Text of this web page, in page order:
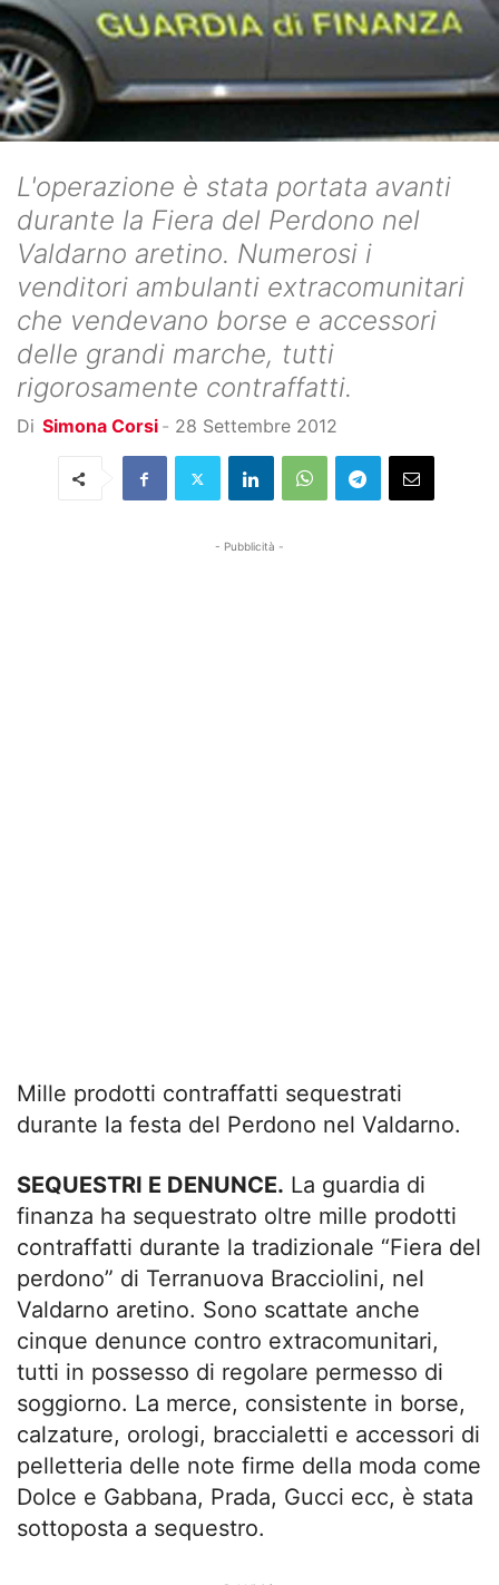
L'operazione è stata portata avanti
durante la Fiera del Perdono nel
Valdarno aretino. Numerosi i
venditori ambulanti extracomunitari
che vendevano borse e accessori
delle grandi marche, tutti
rigorosamente contraffatti.
Di Simona Corsi - 28 Settembre 2012
- Pubblicità -
Mille prodotti contraffatti sequestrati
durante la festa del Perdono nel Valdarno.
SEQUESTRI E DENUNCE. La guardia di
finanza ha sequestrato oltre mille prodotti
contraffatti durante la tradizionale “Fiera del
perdono” di Terranuova Bracciolini, nel
Valdarno aretino. Sono scattate anche
cinque denunce contro extracomunitari,
tutti in possesso di regolare permesso di
soggiorno. La merce, consistente in borse,
calzature, orologi, braccialetti e accessori di
pelletteria delle note firme della moda come
Dolce e Gabbana, Prada, Gucci ecc, è stata
sottoposta a sequestro.